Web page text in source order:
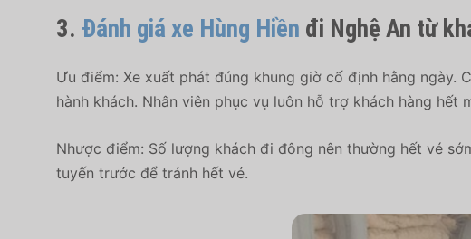
3. Đánh giá xe Hùng Hiền đi Nghệ An từ
Ưu điểm: Xe xuất phát đúng khung giờ cố định hằng
hành khách. Nhân viên phục vụ luôn hỗ trợ khách hàng
Nhược điểm: Số lượng khách đi đông nên thường hết vé
tuyến trước để tránh hết vé.